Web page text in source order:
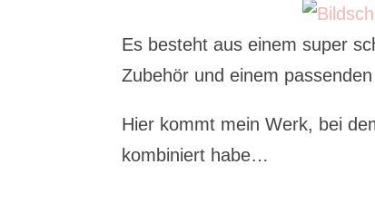
Es besteht aus einem super
Zubehör und einem
Hier kommt mein Werk, bei
kombiniert habe…